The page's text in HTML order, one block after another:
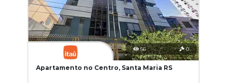
56 0
Apartamento no Centro, Santa Maria RS